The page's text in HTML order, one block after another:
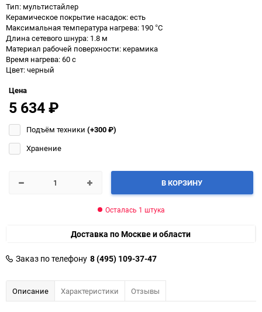
Тип: мультистайлер
Керамическое покрытие насадок: есть
Максимальная температура нагрева: 190 °C
Длина сетевого шнура: 1.8 м
Материал рабочей поверхности: керамика
Время нагрева: 60 с
Цвет: черный
Цена
5 634₽
Подъём техники (+300₽)
Хранение
В КОРЗИНУ
Осталась 1 штука
Доставка по Москве и области
Заказ по телефону 8 (495) 109-37-47
Описание Характеристики Отзывы